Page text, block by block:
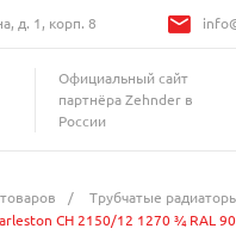
д. 1, корп. 8
Официальный сайт
партнёра Zehnder в
России
/ Трубчатые
CH 2150/12 1270 ¾ RAL